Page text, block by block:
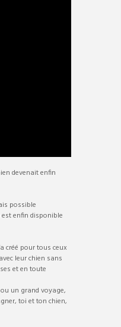
devenait enfin
possible
enfin disponible
créé pour tous ceux
leur chien sans
et en toute
un grand voyage,
toi et ton chien,